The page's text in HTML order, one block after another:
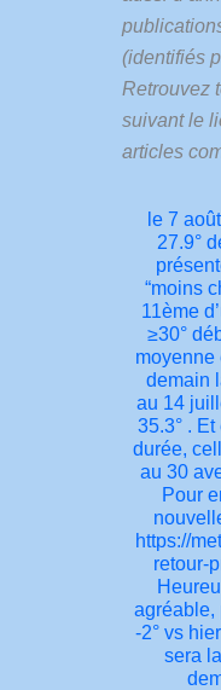
(identifiés
Retrouvez
suivant le
articles
le 7
27.9°
“moins
11ème
≥30°
moyenne
demain
au 14
35.3° .
durée,
au 30
Pour
https://
retour-
agréable,
-2° vs
sera